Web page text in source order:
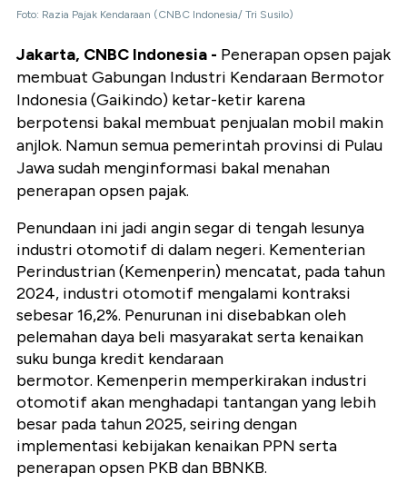
Foto: Razia Pajak Kendaraan (CNBC Indonesia/ Tri Susilo)
Jakarta, CNBC Indonesia - Penerapan opsen pajak
membuat Gabungan Industri Kendaraan Bermotor
Indonesia (Gaikindo) ketar-ketir karena
berpotensi bakal membuat penjualan mobil makin
anjlok. Namun semua pemerintah provinsi di Pulau
Jawa sudah menginformasi bakal menahan
penerapan opsen pajak.
Penundaan ini jadi angin segar di tengah lesunya
industri otomotif di dalam negeri. Kementerian
Perindustrian (Kemenperin) mencatat, pada tahun
2024, industri otomotif mengalami kontraksi
sebesar 16,2%. Penurunan ini disebabkan oleh
pelemahan daya beli masyarakat serta kenaikan
suku bunga kredit kendaraan
bermotor. Kemenperin memperkirakan industri
otomotif akan menghadapi tantangan yang lebih
besar pada tahun 2025, seiring dengan
implementasi kebijakan kenaikan PPN serta
penerapan opsen PKB dan BBNKB.